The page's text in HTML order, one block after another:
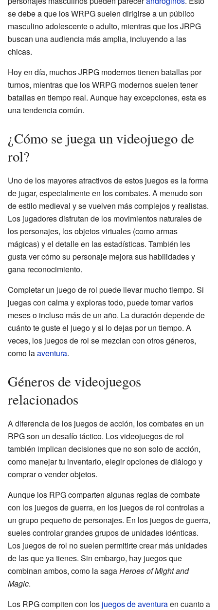
se debe a que los WRPG suelen dirigirse a un público
masculino adolescente o adulto, mientras que los JRPG
buscan una audiencia más amplia, incluyendo a las
chicas.
Hoy en día, muchos JRPG modernos tienen batallas por
turnos, mientras que los WRPG modernos suelen tener
batallas en tiempo real. Aunque hay excepciones, esta es
una tendencia común.
¿Cómo se juega un videojuego de
rol?
Uno de los mayores atractivos de estos juegos es la forma
de jugar, especialmente en los combates. A menudo son
de estilo medieval y se vuelven más complejos y realistas.
Los jugadores disfrutan de los movimientos naturales de
los personajes, los objetos virtuales (como armas
mágicas) y el detalle en las estadísticas. También les
gusta ver cómo su personaje mejora sus habilidades y
gana reconocimiento.
Completar un juego de rol puede llevar mucho tiempo. Si
juegas con calma y exploras todo, puede tomar varios
meses o incluso más de un año. La duración depende de
cuánto te guste el juego y si lo dejas por un tiempo. A
veces, los juegos de rol se mezclan con otros géneros,
como laaventura.
Géneros de videojuegos
relacionados
A diferencia de los juegos de acción, los combates en un
RPG son un desafío táctico. Los videojuegos de rol
también implican decisiones que no son solo de acción,
como manejar tu inventario, elegir opciones de diálogo y
comprar o vender objetos.
Aunque los RPG comparten algunas reglas de combate
con los juegos de guerra, en los juegos de rol controlas a
un grupo pequeño de personajes. En los juegos de guerra,
sueles controlar grandes grupos de unidades idénticas.
Los juegos de rol no suelen permitirte crear más unidades
de las que ya tienes. Sin embargo, hay juegos que
combinan ambos, como la sagaHeroes of Might and
Magic.
Los RPG compiten con los juegos de aventuraen cuanto a